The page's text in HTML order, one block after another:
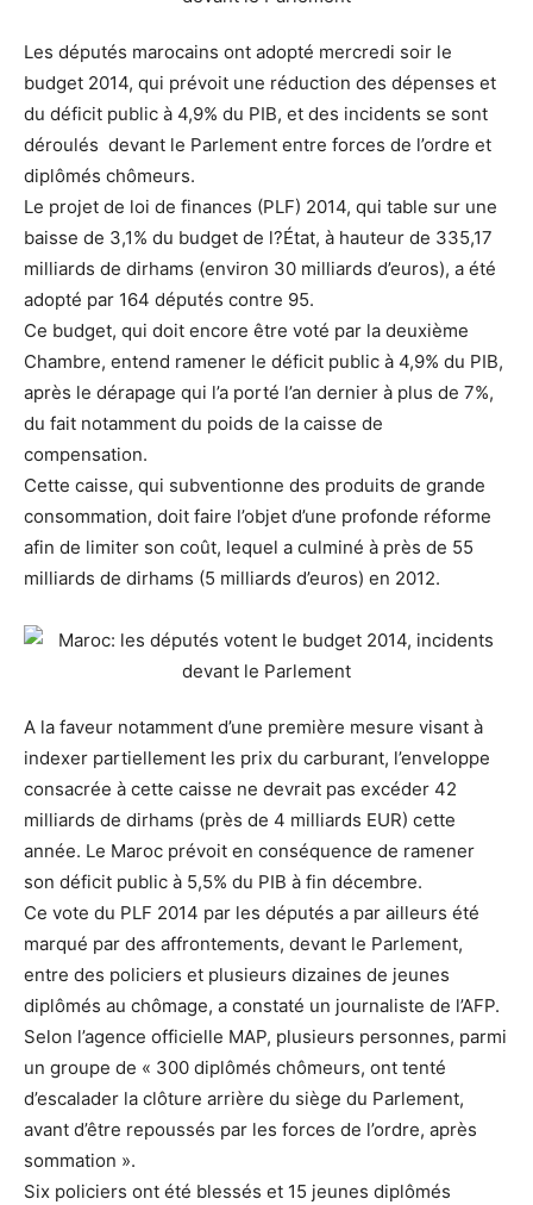
Les députés marocains ont adopté mercredi soir le
budget 2014, qui prévoit une réduction des dépenses et
du déficit public à 4,9% du PIB, et des incidents se sont
déroulés devant le Parlement entre forces de l’ordre et
diplômés chômeurs.
Le projet de loi de finances (PLF) 2014, qui table sur une
baisse de 3,1% du budget de l?État, à hauteur de 335,17
milliards de dirhams (environ 30 milliards d’euros), a été
adopté par 164 députés contre 95.
Ce budget, qui doit encore être voté par la deuxième
Chambre, entend ramener le déficit public à 4,9% du PIB,
après le dérapage qui l’a porté l’an dernier à plus de 7%,
du fait notamment du poids de la caisse de
compensation.
Cette caisse, qui subventionne des produits de grande
consommation, doit faire l’objet d’une profonde réforme
afin de limiter son coût, lequel a culminé à près de 55
milliards de dirhams (5 milliards d’euros) en 2012.
A la faveur notamment d’une première mesure visant à
indexer partiellement les prix du carburant, l’enveloppe
consacrée à cette caisse ne devrait pas excéder 42
milliards de dirhams (près de 4 milliards EUR) cette
année. Le Maroc prévoit en conséquence de ramener
son déficit public à 5,5% du PIB à fin décembre.
Ce vote du PLF 2014 par les députés a par ailleurs été
marqué par des affrontements, devant le Parlement,
entre des policiers et plusieurs dizaines de jeunes
diplômés au chômage, a constaté un journaliste de l’AFP.
Selon l’agence officielle MAP, plusieurs personnes, parmi
un groupe de « 300 diplômés chômeurs, ont tenté
d’escalader la clôture arrière du siège du Parlement,
avant d’être repoussés par les forces de l’ordre, après
sommation ».
Six policiers ont été blessés et 15 jeunes diplômés